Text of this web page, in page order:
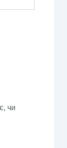
чи